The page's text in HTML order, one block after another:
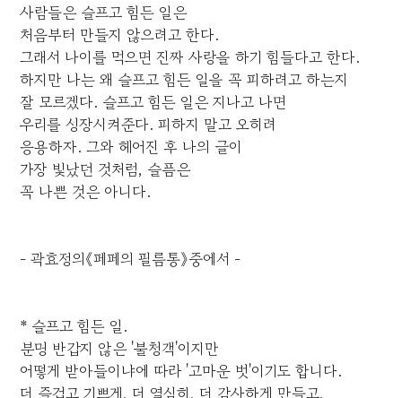
사람들은 슬프고 힘든 일은
처음부터 만들지 않으려고 한다.
그래서 나이를 먹으면 진짜 사랑을 하기 힘들다고 한다.
하지만 나는 왜 슬프고 힘든 일을 꼭 피하려고 하는지
잘 모르겠다. 슬프고 힘든 일은 지나고 나면
우리를 성장시켜준다. 피하지 말고 오히려
응용하자. 그와 헤어진 후 나의 글이
가장 빛났던 것처럼, 슬픔은
꼭 나쁜 것은 아니다.
- 곽효정의《페페의 필름통》중에서 -
* 슬프고 힘든 일.
분명 반갑지 않은 '불청객'이지만
어떻게 받아들이냐에 따라 '고마운 벗'이기도 합니다.
더 즐겁고 기쁘게, 더 열심히, 더 감사하게 만들고,